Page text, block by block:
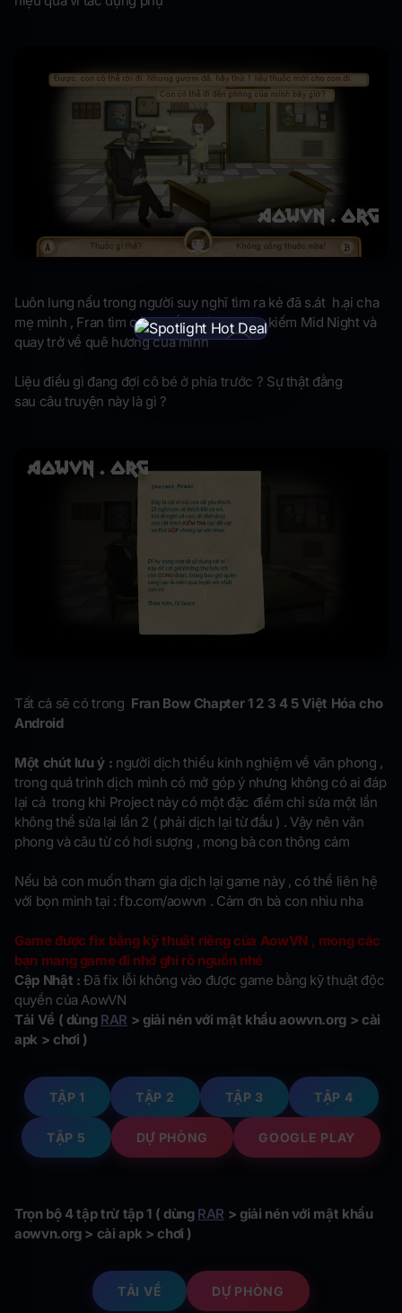
Luôn lung nấu trong người suy nghĩ tìm ra kẻ đã s.át h.ại cha
mẹ mình , Fran tìm cách trốn khỏi trại, tìm kiếm Mid Night và
quay trở về quê hương của mình
Liệu điều gì đang đợi cô bé ở phía trước ? Sự thật đằng
sau câu truyện này là gì ?
Tất cả sẽ có trong Fran Bow Chapter 1 2 3 4 5 Việt Hóa cho
Android​
Một chút lưu ý : người dịch thiếu kinh nghiệm về văn phong ,
trong quá trình dịch mình có mở góp ý nhưng không có ai đáp
lại cả trong khi Project này có một đặc điểm chỉ sửa một lần
không thể sửa lại lần 2 ( phải dịch lại từ đầu ) . Vậy nên văn
phong và câu từ có hơi sượng , mong bà con thông cảm
Nếu bà con muốn tham gia dịch lại game này , có thể liên hệ
với bọn mình tại : fb.com/aowvn . Cảm ơn bà con nhìu nha
Game được fix bằng kỹ thuật riêng của AowVN , mong các
bạn mang game đi nhớ ghi rõ nguồn nhé
Cập Nhật : Đã fix lỗi không vào được game bằng kỹ thuật độc
quyền của AowVN
Tải Về ( dùng RAR > giải nén với mật khẩu aowvn.org > cài
apk > chơi )
TẬP 1 TẬP 2 TẬP 3 TẬP 4
TẬP 5 DỰ PHÒNG GOOGLE PLAY
Trọn bộ 4 tập trừ tập 1 ( dùng RAR > giải nén với mật khẩu
aowvn.org > cài apk > chơi )
TẢI VỀ DỰ PHÒNG
×